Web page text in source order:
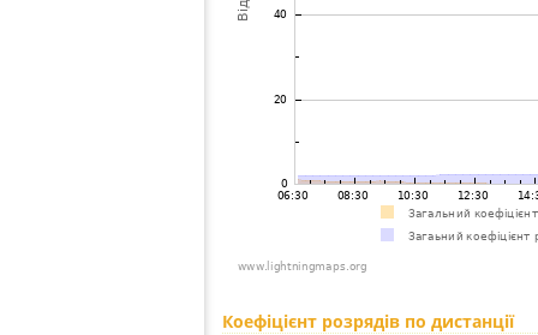
Коефіцієнт розрядів по дистанції